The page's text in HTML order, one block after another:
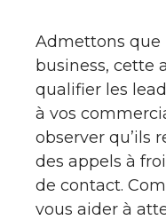
Admettons que
business, cette
qualifier les
à vos
observer qu’ils
des appels à
de contact.
vous aider à